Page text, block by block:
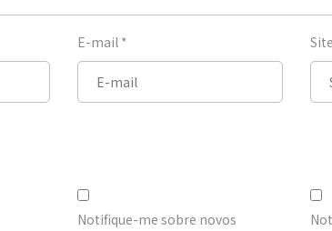
E-mail * Site
Notifique-me sobre novos